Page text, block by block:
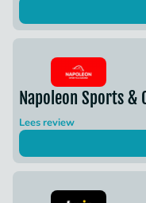
Napoleon Sports &
Lees review